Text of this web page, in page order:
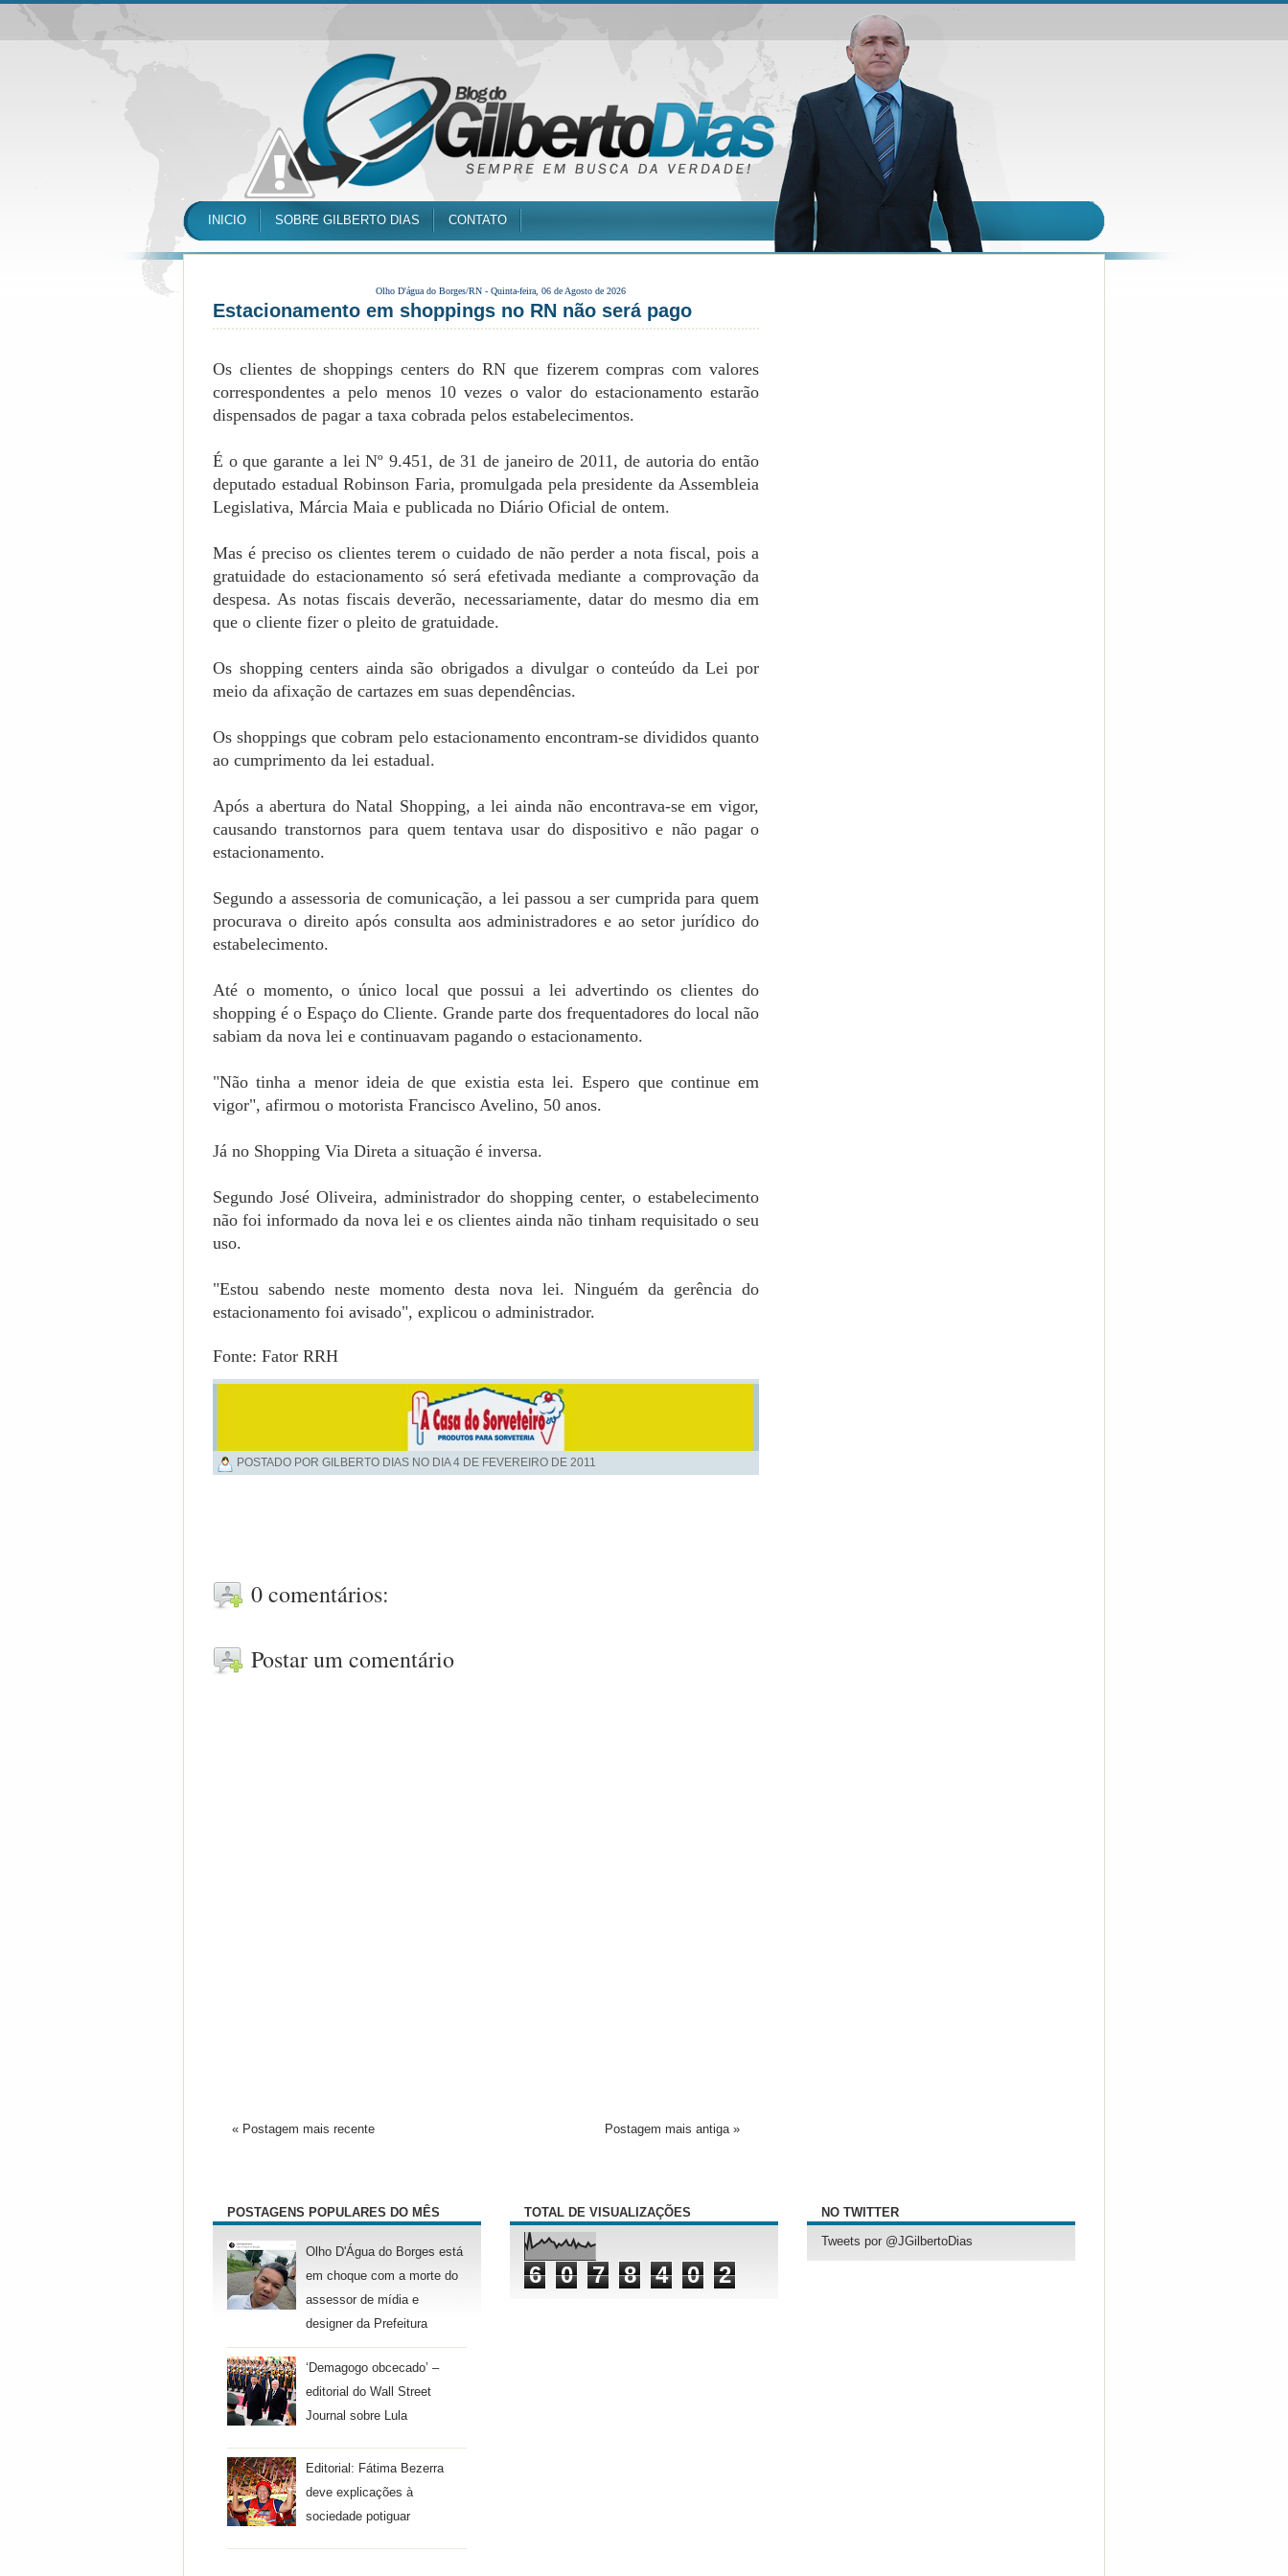
INICIO SOBRE GILBERTO DIAS CONTATO
Olho D'água do Borges/RN - Quinta-feira, 06 de Agosto de 2026
Estacionamento em shoppings no RN não será pago
Os clientes de shoppings centers do RN que fizerem compras com valores
correspondentes a pelo menos 10 vezes o valor do estacionamento estarão
dispensados de pagar a taxa cobrada pelos estabelecimentos.
É o que garante a lei Nº 9.451, de 31 de janeiro de 2011, de autoria do então
deputado estadual Robinson Faria, promulgada pela presidente da Assembleia
Legislativa, Márcia Maia e publicada no Diário Oficial de ontem.
Mas é preciso os clientes terem o cuidado de não perder a nota fiscal, pois a
gratuidade do estacionamento só será efetivada mediante a comprovação da
despesa. As notas fiscais deverão, necessariamente, datar do mesmo dia em
que o cliente fizer o pleito de gratuidade.
Os shopping centers ainda são obrigados a divulgar o conteúdo da Lei por
meio da afixação de cartazes em suas dependências.
Os shoppings que cobram pelo estacionamento encontram-se divididos quanto
ao cumprimento da lei estadual.
Após a abertura do Natal Shopping, a lei ainda não encontrava-se em vigor,
causando transtornos para quem tentava usar do dispositivo e não pagar o
estacionamento.
Segundo a assessoria de comunicação, a lei passou a ser cumprida para quem
procurava o direito após consulta aos administradores e ao setor jurídico do
estabelecimento.
Até o momento, o único local que possui a lei advertindo os clientes do
shopping é o Espaço do Cliente. Grande parte dos frequentadores do local não
sabiam da nova lei e continuavam pagando o estacionamento.
"Não tinha a menor ideia de que existia esta lei. Espero que continue em
vigor", afirmou o motorista Francisco Avelino, 50 anos.
Já no Shopping Via Direta a situação é inversa.
Segundo José Oliveira, administrador do shopping center, o estabelecimento
não foi informado da nova lei e os clientes ainda não tinham requisitado o seu
uso.
"Estou sabendo neste momento desta nova lei. Ninguém da gerência do
estacionamento foi avisado", explicou o administrador.
Fonte: Fator RRH
POSTADO POR GILBERTO DIAS NO DIA4 DE FEVEREIRO DE 2011
0 comentários:
Postar um comentário
« Postagem mais recente Postagem mais antiga »
POSTAGENS POPULARES DO MÊS
Olho D'Água do Borges está
em choque com a morte do
assessor de mídia e
designer da Prefeitura
‘Demagogo obcecado’ –
editorial do Wall Street
Journal sobre Lula
Editorial: Fátima Bezerra
deve explicações à
sociedade potiguar
TOTAL DE VISUALIZAÇÕES
6 0 7 8 4 0 2
NO TWITTER
Tweets por @JGilbertoDias